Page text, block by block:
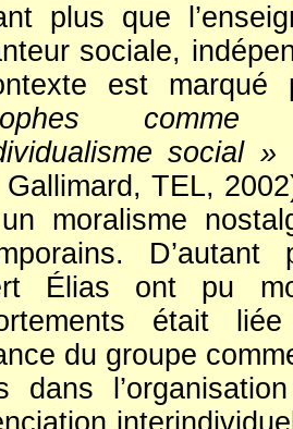
plus que
sociale,
est
social »
Gallimard, TEL,
moralisme
Élias ont pu
était
du groupe
dans